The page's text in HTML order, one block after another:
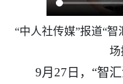
“中人社传媒”报道“
场
9月27日，“智